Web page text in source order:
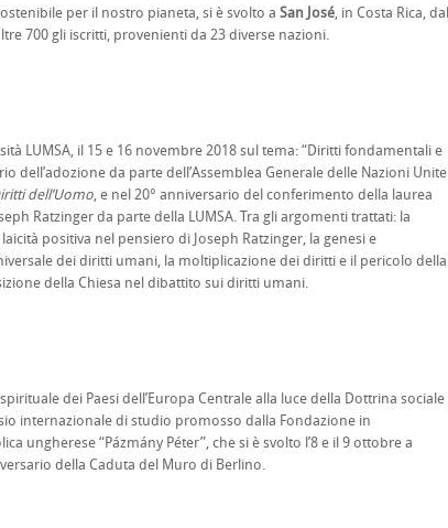
per il nostro pianeta, si è svolto a San José , in Costa Rica, dal
700 gli iscritti, provenienti da 23 diverse nazioni.
LUMSA, il 15 e 16 novembre 2018 sul tema: “Diritti fondamentali e
dell’adozione da parte dell’Assemblea Generale delle Nazioni Unite
dell’Uomo , e nel 20° anniversario del conferimento della laurea
Ratzinger da parte della LUMSA. Tra gli argomenti trattati: la
positiva nel pensiero di Joseph Ratzinger, la genesi e
dei diritti umani, la moltiplicazione dei diritti e il pericolo della
della Chiesa nel dibattito sui diritti umani.
dei Paesi dell’Europa Centrale alla luce della Dottrina sociale
internazionale di studio promosso dalla Fondazione in
ungherese “Pázmány Péter”, che si è svolto l’8 e il 9 ottobre a
della Caduta del Muro di Berlino.